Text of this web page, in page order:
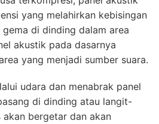
yang melahirkan kebisingan
di dinding dalam area
akustik pada dasarnya
yang menjadi sumber suara.
udara dan menabrak panel
di dinding atau langit-
bergetar dan akan